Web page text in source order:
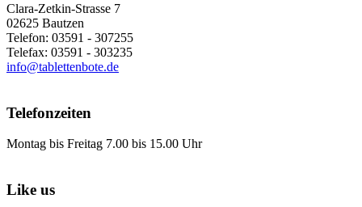
Clara-Zetkin-Strasse 7
02625 Bautzen
Telefon: 03591 - 307255
Telefax: 03591 - 303235
info@tablettenbote.de
Telefonzeiten
Montag bis Freitag 7.00 bis 15.00 Uhr
Like us